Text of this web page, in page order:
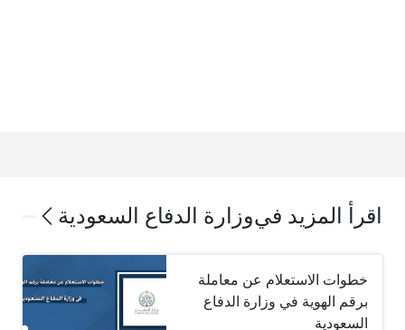
اقرأ المزيد فيوزارة الدفاع السعودية
خطوات الاستعلام عن معاملة
برقم الهوية في وزارة الدفاع
السعودية